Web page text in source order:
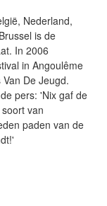
Nederland,
is de
In 2006
in Angoulême
De Jeugd.
pers: 'Nix gaf de
van
paden van de